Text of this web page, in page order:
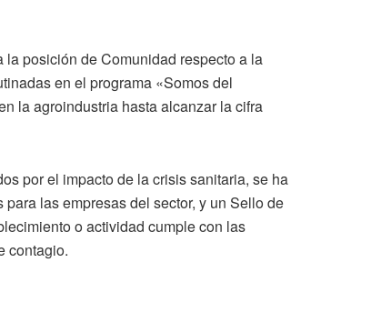
posición de Comunidad respecto a la
en el programa «Somos del
la agroindustria hasta alcanzar la cifra
por el impacto de la crisis sanitaria, se ha
las empresas del sector, y un Sello de
o actividad cumple con las
contagio.